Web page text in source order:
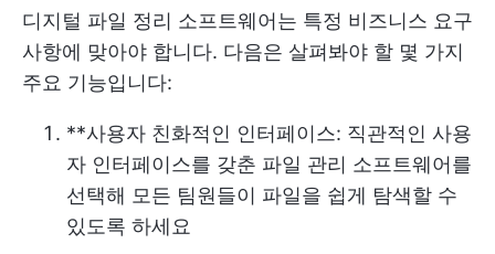
디지털 파일 정리 소프트웨어는 특정 비즈니스 요구
사항에 맞아야 합니다. 다음은 살펴봐야 할 몇 가지
주요 기능입니다:
**사용자 친화적인 인터페이스: 직관적인 사용
자 인터페이스를 갖춘 파일 관리 소프트웨어를
선택해 모든 팀원들이 파일을 쉽게 탐색할 수
있도록 하세요